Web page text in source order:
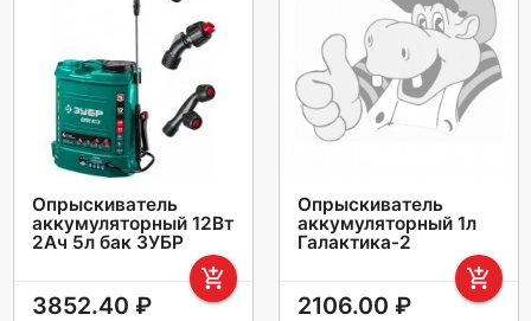
Опрыскиватель
аккумуляторный 12Вт
2Ач 5л бак ЗУБР
add_shopping_cart
3852.40 ₽
Опрыскиватель
аккумуляторный 1л
Галактика-2
add_shopping_cart
2106.00 ₽